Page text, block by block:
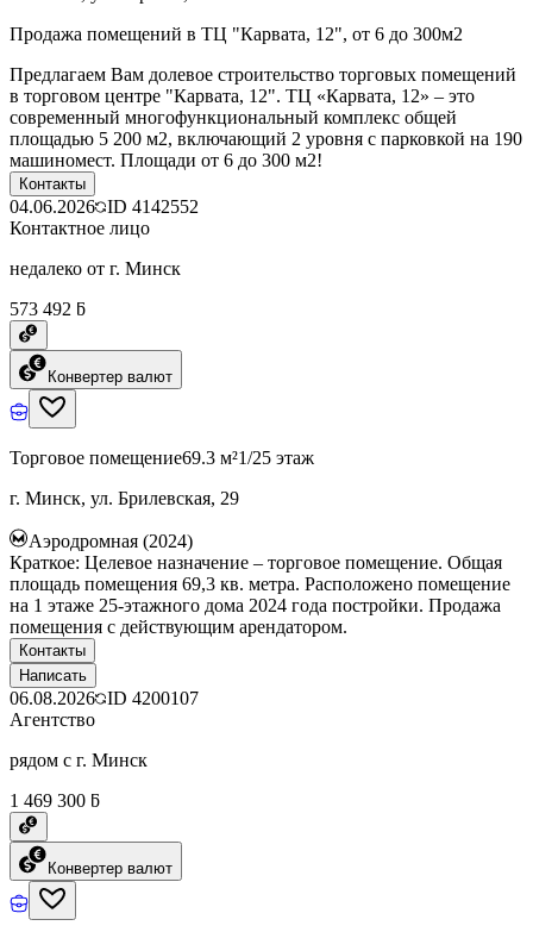
Продажа помещений в ТЦ "Карвата, 12", от 6 до 300м2
Предлагаем Вам долевое строительство торговых помещений
в торговом центре "Карвата, 12". ТЦ «Карвата, 12» – это
современный многофункциональный комплекс общей
площадью 5 200 м2, включающий 2 уровня с парковкой на 190
машиномест. Площади от 6 до 300 м2!
Контакты
04.06.2026 ID 4142552
Контактное лицо
недалеко от г. Минск
573 492 ƃ
Конвертер валют
Торговое помещение69.3 м²1/25 этаж
г. Минск, ул. Брилевская, 29
Аэродромная (2024)
Краткое: Целевое назначение – торговое помещение. Общая
площадь помещения 69,3 кв. метра. Расположено помещение
на 1 этаже 25-этажного дома 2024 года постройки. Продажа
помещения с действующим арендатором.
Контакты
Написать
06.08.2026 ID 4200107
Агентство
рядом с г. Минск
1 469 300 ƃ
Конвертер валют